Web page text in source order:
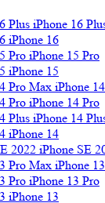
iPhone 16
iPhone 16
iPhone 15 Pro
iPhone 15
iPhone
iPhone 14 Pro
iPhone 14
iPhone 14
iPhone SE
iPhone
iPhone 13 Pro
iPhone 13